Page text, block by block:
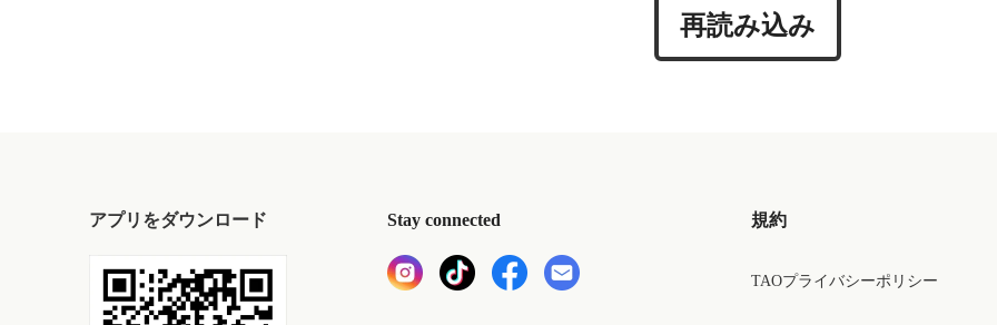
再読み込み
アプリをダウンロード Stay connected 規約
TAOプライバシーポリシー